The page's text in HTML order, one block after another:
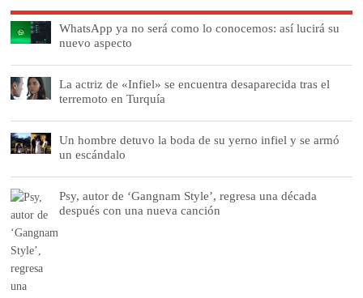
WhatsApp ya no será como lo conocemos: así lucirá su
nuevo aspecto
La actriz de «Infiel» se encuentra desaparecida tras el
terremoto en Turquía
Un hombre detuvo la boda de su yerno infiel y se armó
un escándalo
Psy, autor de ‘Gangnam Style’, regresa una década
después con una nueva canción